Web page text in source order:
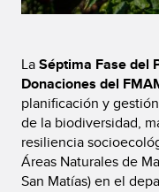
LaSéptima Fase del
Donaciones del
planificación y
de la biodiversidad,
resiliencia
Áreas Naturales de
San Matías) en el